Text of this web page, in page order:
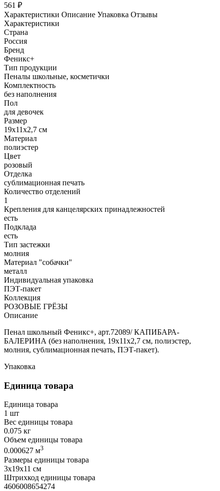
561 ₽
Характеристики Описание Упаковка Отзывы
Характеристики
Страна
Россия
Бренд
Феникс+
Тип продукции
Пеналы школьные, косметички
Комплектность
без наполнения
Пол
для девочек
Размер
19х11х2,7 см
Материал
полиэстер
Цвет
розовый
Отделка
сублимационная печать
Количество отделений
1
Крепления для канцелярских принадлежностей
есть
Подклада
есть
Тип застежки
молния
Материал "собачки"
металл
Индивидуальная упаковка
ПЭТ-пакет
Коллекция
РОЗОВЫЕ ГРЁЗЫ
Описание
Пенал школьный Феникс+, арт.72089/ КАПИБАРА-
БАЛЕРИНА (без наполнения, 19х11х2,7 см, полиэстер,
молния, сублимационная печать, ПЭТ-пакет).
Упаковка
Единица товара
Единица товара
1 шт
Вес единицы товара
0.075 кг
Объем единицы товара
0.000627 м3
Размеры единицы товара
3х19х11 см
Штрихкод единицы товара
4606008654274